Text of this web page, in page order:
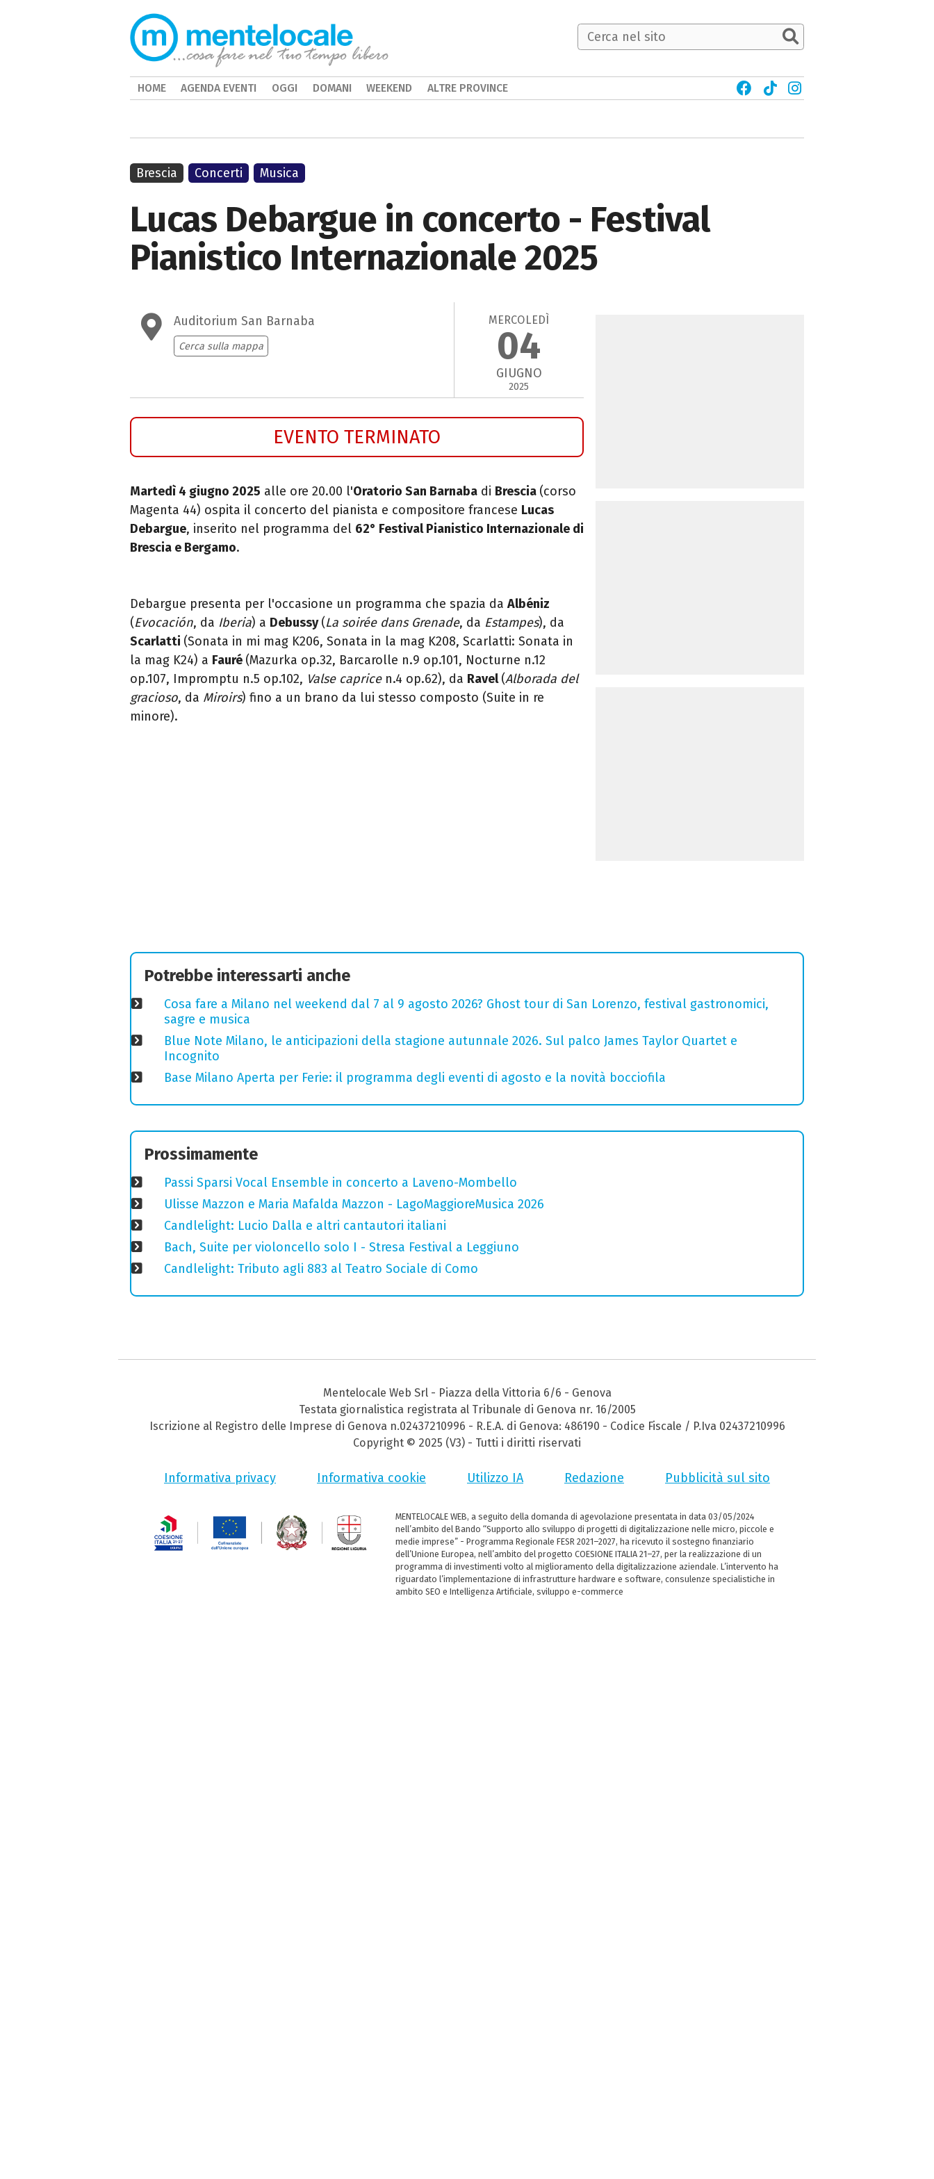
Lucas Debargue in concerto - Festival
Pianistico Internazionale 2025
Auditorium San Barnaba
Cerca sulla mappa
MERCOLEDÌ
04
GIUGNO
2025
EVENTO TERMINATO
Martedì 4 giugno 2025 alle ore 20.00 l'Oratorio San Barnaba di Brescia (corso
Magenta 44) ospita il concerto del pianista e compositore francese Lucas
Debargue, inserito nel programma del 62° Festival Pianistico Internazionale di
Brescia e Bergamo.
Debargue presenta per l'occasione un programma che spazia da Albéniz
(Evocación, da Iberia) a Debussy(La soirée dans Grenade, da Estampes), da
Scarlatti (Sonata in mi mag K206, Sonata in la mag K208, Scarlatti: Sonata in
la mag K24) a Fauré (Mazurka op.32, Barcarolle n.9 op.101, Nocturne n.12
op.107, Impromptu n.5 op.102, Valse capricen.4 op.62), da Ravel(Alborada del
gracioso, da Miroirs) fino a un brano da lui stesso composto (Suite in re
minore).
Brescia Concerti Musica
Potrebbe interessarti anche
Cosa fare a Milano nel weekend dal 7 al 9 agosto 2026? Ghost tour di San Lorenzo, festival gastronomici,
sagre e musica
Blue Note Milano, le anticipazioni della stagione autunnale 2026. Sul palco James Taylor Quartet e
Incognito
Base Milano Aperta per Ferie: il programma degli eventi di agosto e la novità bocciofila
Prossimamente
Passi Sparsi Vocal Ensemble in concerto a Laveno-Mombello
Ulisse Mazzon e Maria Mafalda Mazzon - LagoMaggioreMusica 2026
Candlelight: Lucio Dalla e altri cantautori italiani
Bach, Suite per violoncello solo I - Stresa Festival a Leggiuno
Candlelight: Tributo agli 883 al Teatro Sociale di Como
HOME AGENDA EVENTI OGGI DOMANI WEEKEND ALTRE PROVINCE
Mentelocale Web Srl - Piazza della Vittoria 6/6 - Genova
Testata giornalistica registrata al Tribunale di Genova nr. 16/2005
Iscrizione al Registro delle Imprese di Genova n.02437210996 - R.E.A. di Genova: 486190 - Codice Fiscale / P.Iva 02437210996
Copyright © 2025 (V3) - Tutti i diritti riservati
Informativa privacy Informativa cookie Utilizzo IA Redazione Pubblicità sul sito
MENTELOCALE WEB, a seguito della domanda di agevolazione presentata in data 03/05/2024
nell’ambito del Bando “Supporto allo sviluppo di progetti di digitalizzazione nelle micro, piccole e
medie imprese” - Programma Regionale FESR 2021–2027, ha ricevuto il sostegno finanziario
dell’Unione Europea, nell’ambito del progetto COESIONE ITALIA 21–27, per la realizzazione di un
programma di investimenti volto al miglioramento della digitalizzazione aziendale. L’intervento ha
riguardato l’implementazione di infrastrutture hardware e software, consulenze specialistiche in
ambito SEO e Intelligenza Artificiale, sviluppo e-commerce